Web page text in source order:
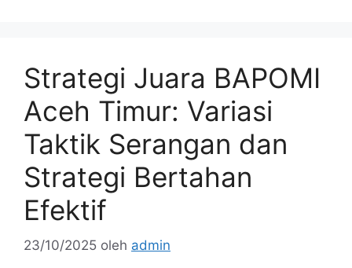
Strategi Juara BAPOMI
Aceh Timur: Variasi
Taktik Serangan dan
Strategi Bertahan
Efektif
23/10/2025 oleh admin